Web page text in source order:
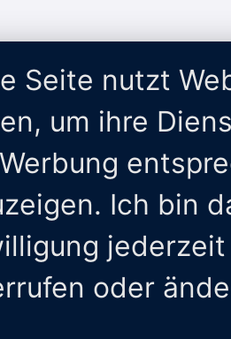
Seite nutzt
um ihre
Ich bin
oder